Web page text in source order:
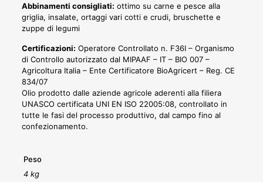
Abbinamenti consigliati: ottimo su carne e pesce alla
griglia, insalate, ortaggi vari cotti e crudi, bruschette e
zuppe di legumi
Certificazioni: Operatore Controllato n. F36I – Organismo
di Controllo autorizzato dal MIPAAF – IT – BIO 007 –
Agricoltura Italia – Ente Certificatore BioAgricert – Reg. CE
834/07
Olio prodotto dalle aziende agricole aderenti alla filiera
UNASCO certificata UNI EN ISO 22005:08, controllato in
tutte le fasi del processo produttivo, dal campo fino al
confezionamento.
Peso
4 kg